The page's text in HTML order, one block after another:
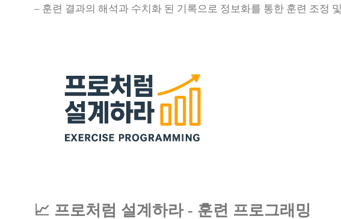
– 훈련 결과의 해석과 수치화 된 기록으로 정보화를 통한 훈련 조정
📈 프로처럼 설계하라 - 훈련 프로그래밍